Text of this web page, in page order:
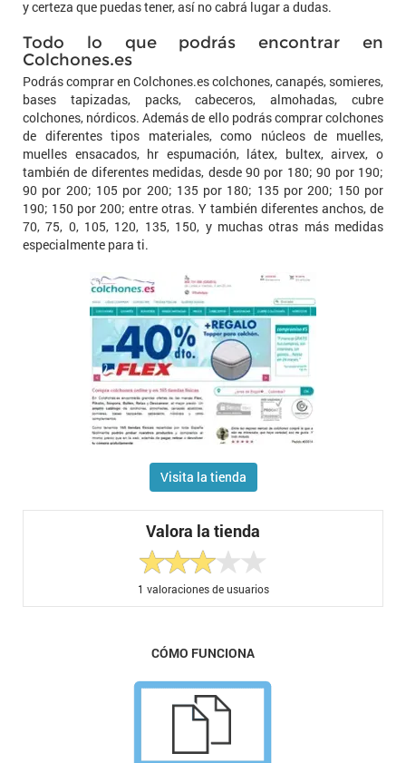
y certeza que puedas tener, así no cabrá lugar a dudas.
Todo lo que podrás encontrar en
Colchones.es
Podrás comprar en Colchones.es colchones, canapés, somieres,
bases tapizadas, packs, cabeceros, almohadas, cubre
colchones, nórdicos. Además de ello podrás comprar colchones
de diferentes tipos materiales, como núcleos de muelles,
muelles ensacados, hr espumación, látex, bultex, airvex, o
también de diferentes medidas, desde 90 por 180; 90 por 190;
90 por 200; 105 por 200; 135 por 180; 135 por 200; 150 por
190; 150 por 200; entre otras. Y también diferentes anchos, de
70, 75, 0, 105, 120, 135, 150, y muchas otras más medidas
especialmente para ti.
Visita la tienda
Valora la tienda
1 valoraciones de usuarios
CÓMO FUNCIONA